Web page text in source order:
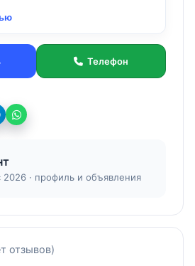
сварочные работы,
подзапасники, рубка
ангаров. Сдвижные
подход, а
действует гибкая
03-50
Телефон
2026 · профиль и объявления
отзывов)